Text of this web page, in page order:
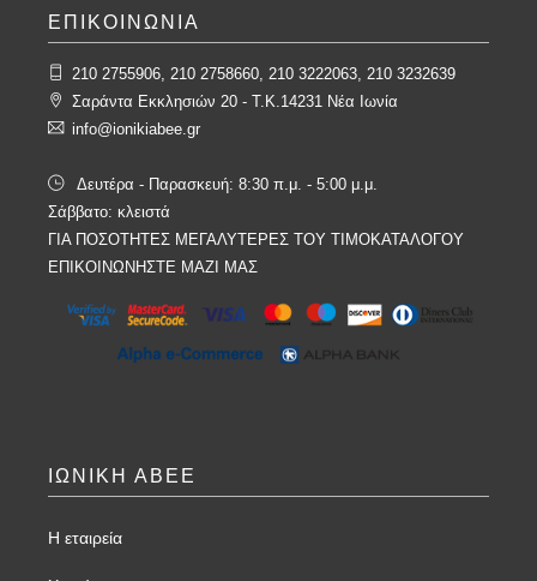
ΕΠΙΚΟΙΝΩΝΙΑ
210 2755906, 210 2758660, 210 3222063, 210 3232639
Σαράντα Εκκλησιών 20 - T.K.14231 Νέα Ιωνία
info@ionikiabee.gr
Δευτέρα - Παρασκευή: 8:30 π.μ. - 5:00 μ.μ.
Σάββατο: κλειστά
ΓΙΑ ΠΟΣΟΤΗΤΕΣ ΜΕΓΑΛΥΤΕΡΕΣ ΤΟΥ ΤΙΜΟΚΑΤΑΛΟΓΟΥ
ΕΠΙΚΟΙΝΩΝΗΣΤΕ ΜΑΖΙ ΜΑΣ
ΙΩΝΙΚΗ ΑΒΕΕ
Η εταιρεία